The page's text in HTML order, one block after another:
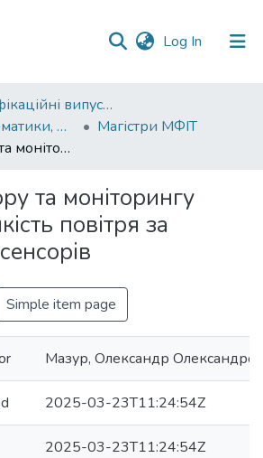
Log In (current)
01. Кваліфікаційні випускні роботи здобувачів вищої освіти
Факультет математики, фізики та інформаційних технологій
Магістри МФІТ
Система збору та моніторингу даних про якість повітря за допомогою сенсорів
та моніторингу
повітря за
Simple item page
Мазур, Олександр
2025-03-23T11:24:54Z
2025-03-23T11:24:54Z